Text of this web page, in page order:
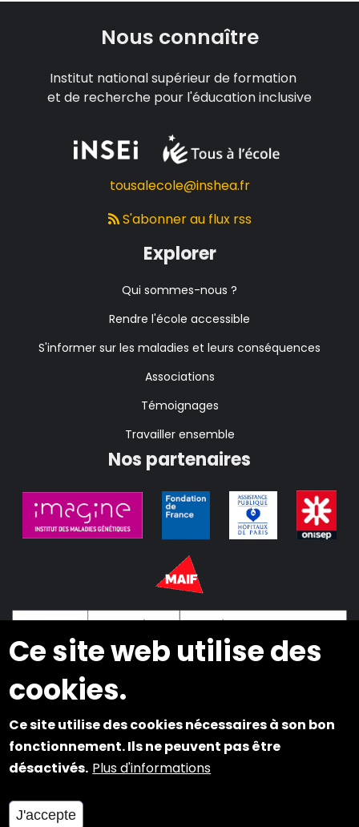
Ce site web utilise des
cookies.
Ce site utilise des cookies nécessaires à son bon
fonctionnement. Ils ne peuvent pas être
désactivés. Plus d'informations
J'accepte
Nous connaître
Institut national supérieur de formation
et de recherche pour l'éducation inclusive
tousalecole@inshea.fr
S'abonner au flux rss
Explorer
Qui sommes-nous ?
Rendre l'école accessible
S'informer sur les maladies et leurs conséquences
Associations
Témoignages
Travailler ensemble
Nos partenaires
2024 © Copyright INSEI. Tous droits réservés
Plan du site